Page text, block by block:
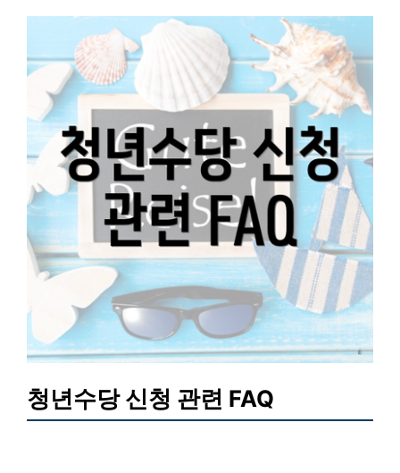
청년수당 신청 관련 FAQ